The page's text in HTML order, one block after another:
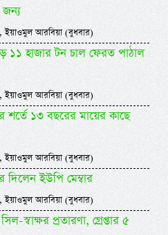
আরবিয়া (বুধবার)
১১ হাজার টন চাল ফেরত পাঠাল
আরবিয়া (বুধবার)
শর্তে ১৩ বছরের মায়ের কাছে
আরবিয়া (বুধবার)
দিলেন ইউপি মেম্বার
আরবিয়া (বুধবার)
সিল-স্বাক্ষর প্রতারণা, গ্রেপ্তার ৫